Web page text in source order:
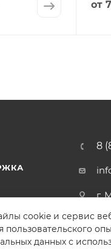
от
8
г.
cookie и сервис
пользовательского
данных с